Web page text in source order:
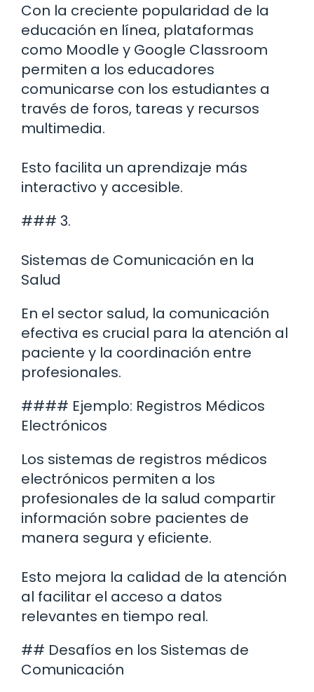
Con la creciente popularidad de la
educación en línea, plataformas
como Moodle y Google Classroom
permiten a los educadores
comunicarse con los estudiantes a
través de foros, tareas y recursos
multimedia.
Esto facilita un aprendizaje más
interactivo y accesible.
### 3.
Sistemas de Comunicación en la
Salud
En el sector salud, la comunicación
efectiva es crucial para la atención al
paciente y la coordinación entre
profesionales.
#### Ejemplo: Registros Médicos
Electrónicos
Los sistemas de registros médicos
electrónicos permiten a los
profesionales de la salud compartir
información sobre pacientes de
manera segura y eficiente.
Esto mejora la calidad de la atención
al facilitar el acceso a datos
relevantes en tiempo real.
## Desafíos en los Sistemas de
Comunicación